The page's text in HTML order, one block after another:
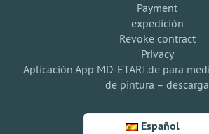
Payment
expedición
Revoke contract
Privacy
Aplicación App MD-ETARI.de para
de pintura – descarga
Español